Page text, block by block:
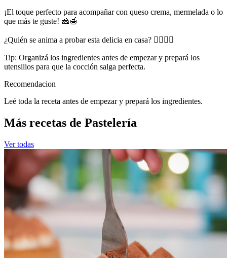
¡El toque perfecto para acompañar con queso crema, mermelada o lo
que más te guste! 🧀🍯
¿Quién se anima a probar esta delicia en casa? 🙋‍♂️🙋‍♀️
Tip: Organizá los ingredientes antes de empezar y prepará los
utensilios para que la cocción salga perfecta.
Recomendacion
Leé toda la receta antes de empezar y prepará los ingredientes.
Más recetas de Pastelería
Ver todas